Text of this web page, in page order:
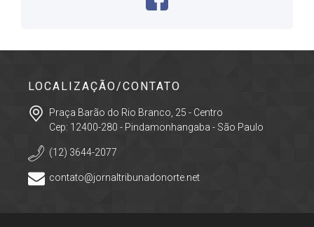
LOCALIZAÇÃO/CONTATO
Praça Barão do Rio Branco, 25 - Centro
Cep: 12400-280 - Pindamonhangaba - São Paulo
(12) 3644-2077
contato@jornaltribunadonorte.net